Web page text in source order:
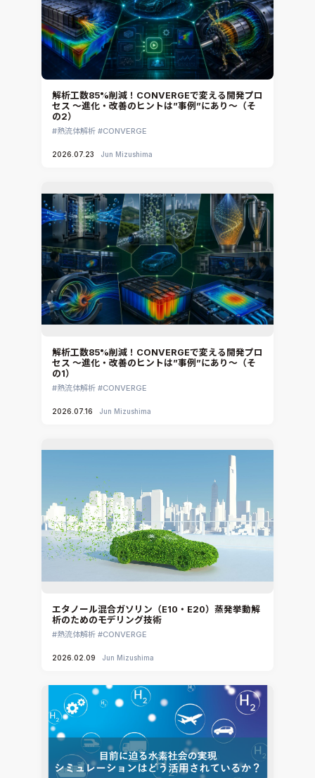
システム構築と開発
Simcenter Flotherm XT
Ansys Electronics
DEMITASNX
Simcenter 3D Acoustics
Rocky
CATIA V5 Analysis
3DEXPERIENCE SIMULIA
ennovaCFD
MpCCI
Ansys Granta MI
Ansys Granta Selector
解析工数85%削減！CONVERGEで変える開発プロ
セス ～進化・改善のヒントは”事例”にあり～（そ
の2）
熱流体解析 CONVERGE
2026.07.23 Jun Mizushima
解析工数85%削減！CONVERGEで変える開発プロ
セス ～進化・改善のヒントは”事例”にあり～（そ
の1）
熱流体解析 CONVERGE
2026.07.16 Jun Mizushima
エタノール混合ガソリン（E10・E20）蒸発挙動解
析のためのモデリング技術
熱流体解析 CONVERGE
2026.02.09 Jun Mizushima